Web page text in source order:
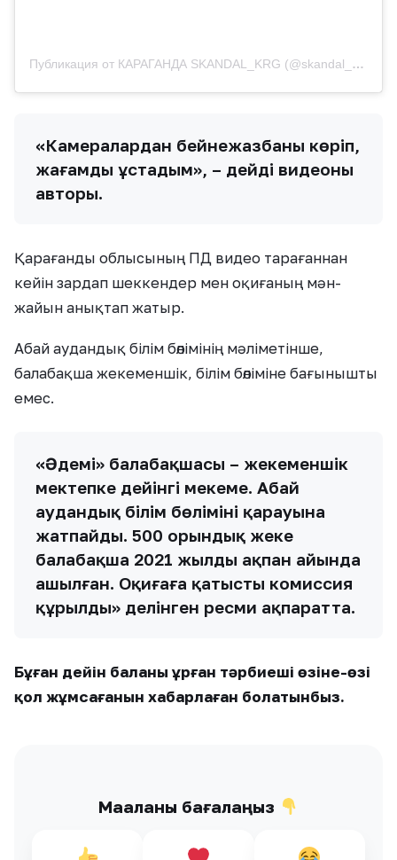
Публикация от КАРАГАНДА SKANDAL_KRG (@skandal_krg)
«Камералардан бейнежазбаны көріп,
жағамды ұстадым», – дейді видеоның
авторы.
Қарағанды ​​облысының ПД видео тарағаннан
кейін зардап шеккендер мен оқиғаның мән-
жайын анықтап жатыр.
Абай аудандық білім бөлімінің мәліметінше,
балабақша жекеменшік, білім бөліміне бағынышты
емес.
«Әдемі» балабақшасы – жекеменшік
мектепке дейінгі мекеме. Абай
аудандық білім бөлімінің қарауына
жатпайды. 500 орындық жеке
балабақша 2021 жылдың ақпан айында
ашылған. Оқиғаға қатысты комиссия
құрылды» делінген ресми ақпаратта.
Бұған дейін баланы ұрған тәрбиеші өзіне-өзі
қол жұмсағанын хабарлаған болатынбыз.
Мақаланы бағалаңыз